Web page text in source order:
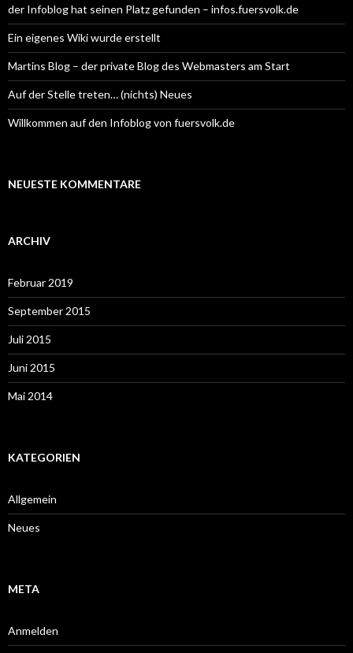
a
c
h
:
der Infoblog hat seinen Platz gefunden – infos.fuersvolk.de
Ein eigenes Wiki wurde erstellt
Martins Blog – der private Blog des Webmasters am Start
Auf der Stelle treten… (nichts) Neues
Willkommen auf den Infoblog von fuersvolk.de
NEUESTE KOMMENTARE
ARCHIV
Februar 2019
September 2015
Juli 2015
Juni 2015
Mai 2014
KATEGORIEN
Allgemein
Neues
META
Anmelden